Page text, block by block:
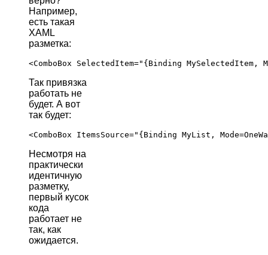
Например,
есть такая
XAML
разметка:
Так привязка
работать не
будет. А вот
так будет:
Несмотря на
практически
идентичную
разметку,
первый кусок
кода
работает не
так, как
ожидается.